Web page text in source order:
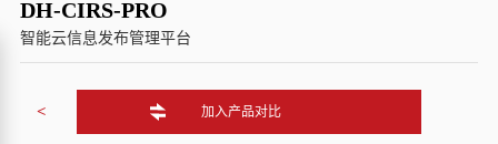
<
DH-CIRS-PRO
智能云信息发布管理平台
加入产品对比